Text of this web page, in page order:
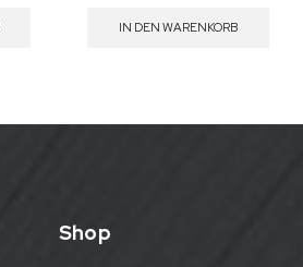
IN DEN WARENKORB
Shop